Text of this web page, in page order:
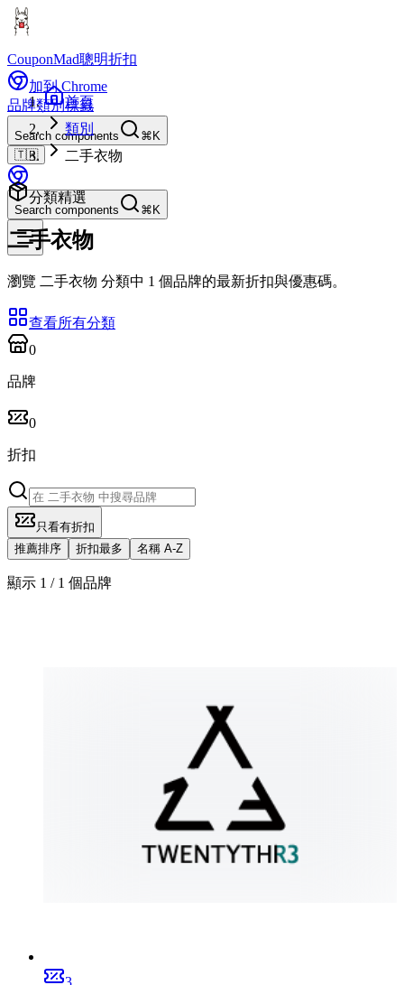
CouponMad聰明折扣
加到 Chrome
品牌類別標籤
Search components
⌘K
🇹🇼
Search components ⌘K
首頁
類別
二手衣物
分類精選
二手衣物
瀏覽 二手衣物 分類中 1 個品牌的最新折扣與優惠碼。
查看所有分類
0
品牌
0
折扣
只看有折扣
推薦排序
折扣最多 名稱 A-Z
顯示 1 / 1 個品牌
3